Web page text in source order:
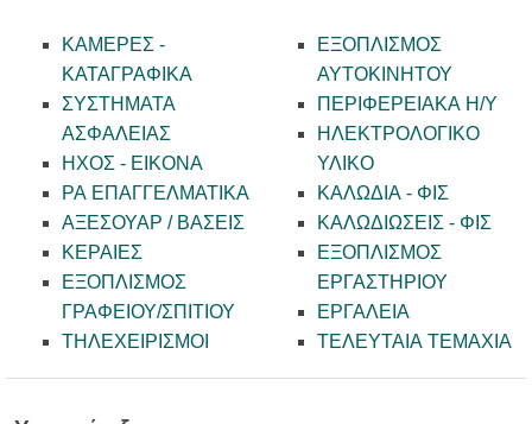
ΚΑΜΕΡΕΣ -
KATAΓΡΑΦΙΚΑ
ΣΥΣΤΗΜΑΤΑ
ΑΣΦΑΛΕΙΑΣ
ΗΧΟΣ - ΕΙΚΟΝΑ
PA ΕΠΑΓΓΕΛΜΑΤΙΚΑ
ΑΞΕΣΟΥΑΡ / ΒΑΣΕΙΣ
ΚΕΡΑΙΕΣ
ΕΞΟΠΛΙΣΜΟΣ
ΓΡΑΦΕΙΟΥ/ΣΠΙΤΙΟΥ
ΤΗΛΕΧΕΙΡΙΣΜΟΙ
ΕΞΟΠΛΙΣΜΟΣ
ΑΥΤΟΚΙΝΗΤΟΥ
ΠΕΡΙΦΕΡΕΙΑΚΑ Η/Υ
ΗΛΕΚΤΡΟΛΟΓΙΚΟ
ΥΛΙΚΟ
ΚΑΛΩΔΙΑ - ΦΙΣ
ΚΑΛΩΔΙΩΣΕΙΣ - ΦΙΣ
ΕΞΟΠΛΙΣΜΟΣ
ΕΡΓΑΣΤΗΡΙΟΥ
ΕΡΓΑΛΕΙΑ
ΤΕΛΕΥΤΑΙΑ ΤΕΜΑΧΙΑ